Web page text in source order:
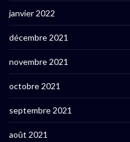
janvier 2022
décembre 2021
novembre 2021
octobre 2021
septembre 2021
août 2021